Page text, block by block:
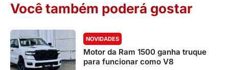
Você também poderá gostar
NOVIDADES
Motor da Ram 1500 ganha truque
para funcionar como V8